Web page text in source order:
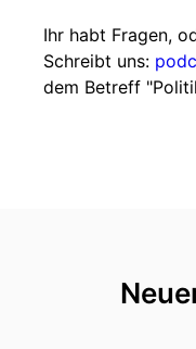
Ihr habt Fragen,
Schreibt uns:
dem Betreff